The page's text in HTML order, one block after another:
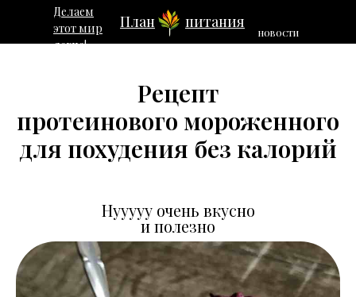
НОВОСТИ
Делаем
этот мир
легче!
План питания
Рецепт
протеинового мороженного
для похудения без калорий
Нууууу очень вкусно
и полезно